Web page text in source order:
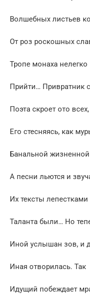
Волшебных листьев
От роз роскошных
Тропе монаха нелегко
Прийти… Привратник
Поэта скроет ото всех,
Его стесняясь, как
Банальной
А песни льются и
Их тексты лепестками
Таланта были… Но
Иной услышан зов, и
Иная отворилась. Так
Идущий побеждает